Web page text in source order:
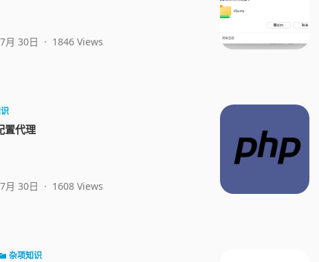
月 30日 · 1846 Views
置代理
月 30日 · 1608 Views
杂项知识